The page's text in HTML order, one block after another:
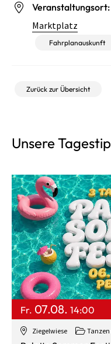
Veranstaltungsort:
Marktplatz
Fahrplanauskunft
Zurück zur Übersicht
Unsere
Ziegelwiese Tanzen
Fr. 07.08. 14:00